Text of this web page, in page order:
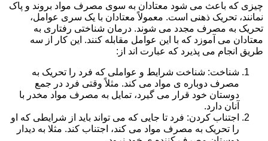
چیزی که باعث می شود معتادان به سوی مصرف مواد بروند و پاک
نمانند، تحریک ذهنی است. معمولاً معتادان با یک سری عوامل،
تحریک به مصرف مجدد می شوند. درمان شناختی رفتاری به
معتادان می آموزد که با این عوامل مقابله کنند. این کار از سه
طریق انجام می پذیرد که عبارت اند از:
شناخت: شناخت شرایط و عواملی که فرد را تحریک به
مصرف دوباره ی مواد می کند. مثلاً وقتی فرد در جمع
دوستان خود قرار می گیرد، تمایل به مصرف مواد مخدر با
آنان دارد.
اجتناب کردن: فرد تا جایی که می تواند باید از شرایطی که او
را تحریک به مصرف مواد می کند، اجتناب کند. مثلا به دیدار